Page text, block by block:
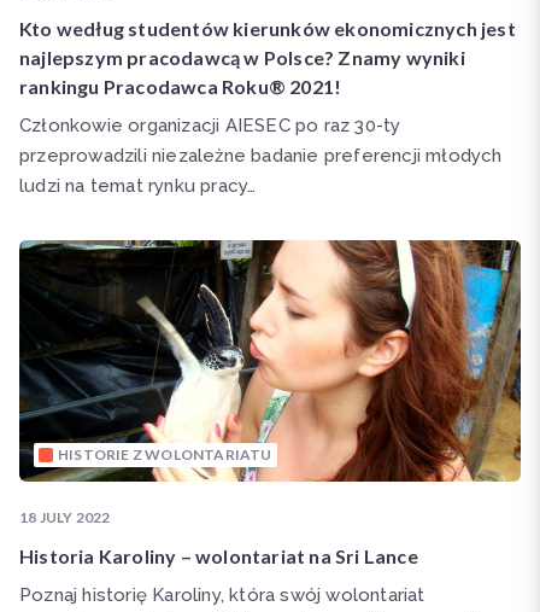
Kto według studentów kierunków ekonomicznych jest
najlepszym pracodawcą w Polsce? Znamy wyniki
rankingu Pracodawca Roku® 2021!
Członkowie organizacji AIESEC po raz 30-ty
przeprowadzili niezależne badanie preferencji młodych
ludzi na temat rynku pracy…
HISTORIE Z WOLONTARIATU
18 JULY 2022
Historia Karoliny – wolontariat na Sri Lance
Poznaj historię Karoliny, która swój wolontariat